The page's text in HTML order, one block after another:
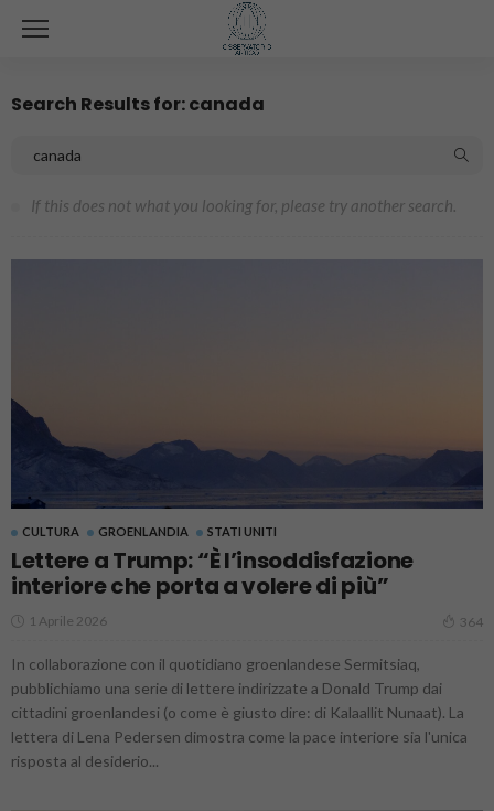
Search Results for: canada
If this does not what you looking for, please try another search.
CULTURA GROENLANDIA STATI UNITI
Lettere a Trump: “È l’insoddisfazione
interiore che porta a volere di più”
1 Aprile 2026 364
In collaborazione con il quotidiano groenlandese Sermitsiaq,
pubblichiamo una serie di lettere indirizzate a Donald Trump dai
cittadini groenlandesi (o come è giusto dire: di Kalaallit Nunaat). La
lettera di Lena Pedersen dimostra come la pace interiore sia l'unica
risposta al desiderio...